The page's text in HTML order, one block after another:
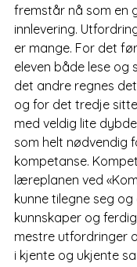
fremstår nå som en
innlevering.
er mange. For det
eleven både lese og
det andre regnes
og for det tredje
med veldig lite
som helt nødvendig
kompetanse.
læreplanen ved
kunne tilegne seg
kunnskaper og
mestre utfordringer
i kjente og ukjente